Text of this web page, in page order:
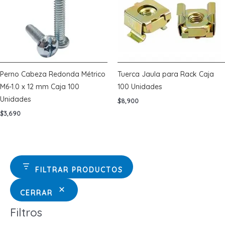
FILTRAR PRODUCTOS
CERRAR
Filtros
Perno Cabeza Redonda Métrico
M6-1.0 x 12 mm Caja 100
Unidades
$3,690
Tuerca Jaula para Rack Caja
100 Unidades
$8,900